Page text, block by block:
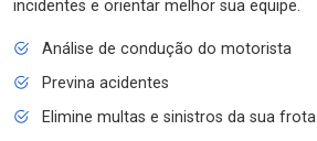
incidentes e orientar melhor sua equipe.
Análise de condução do motorista
Previna acidentes
Elimine multas e sinistros da sua frota